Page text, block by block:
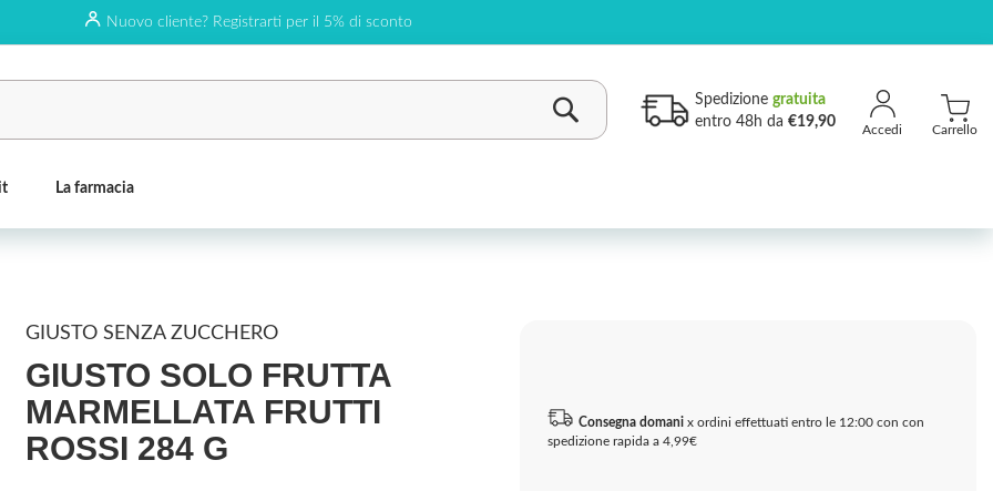
Nuovo cliente? Registrarti per il 5% di sconto
Carrello
Spedizione gratuita
entro 48h da €19,90
La farmacia
GIUSTO SENZA ZUCCHERO
GIUSTO SOLO FRUTTA
MARMELLATA FRUTTI
ROSSI 284 G
Consegna domani x ordini effettuati entro le 12:00 con con
spedizione rapida a 4,99€